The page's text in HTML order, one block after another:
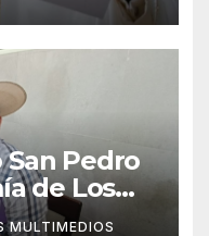
Pedro
de Los
MULTIMEDIOS